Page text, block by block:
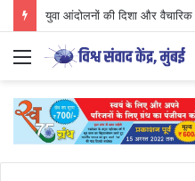
युवा आंदोलनों की दिशा और वैचारिक
Menu